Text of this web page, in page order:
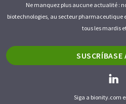
Ne manquez plus aucune actualité :
biotechnologies, au secteur pharmaceutique
tous les mardis
SUSCRÍBASE
Siga a bionity.com